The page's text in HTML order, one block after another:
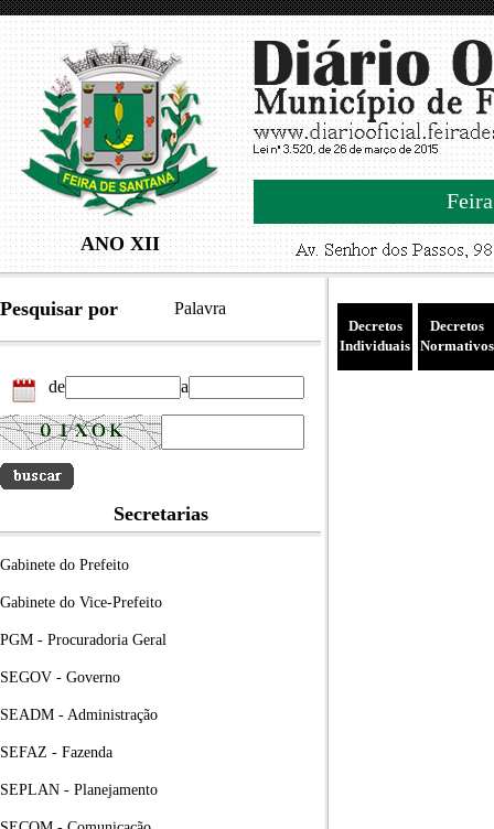
ANO XII
Pesquisar por Palavra
de a
Secretarias
Gabinete do Prefeito
Gabinete do Vice-Prefeito
PGM - Procuradoria Geral
SEGOV - Governo
SEADM - Administração
SEFAZ - Fazenda
SEPLAN - Planejamento
Decretos
Individuais
Decretos
Normativos